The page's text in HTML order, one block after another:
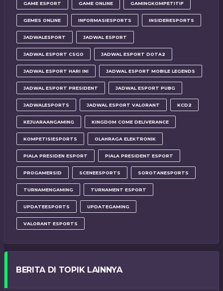
GAME ESPORT GAME ONLINE GAMINGKOMPETITIF
GEMES ONLINE INFORMASIESPORTS INSIDERESPORTS
JADWALESPORT JADWAL ESPORT
JADWAL ESPORT CSGO JADWAL ESPORT DOTA2
JADWAL ESPORT HARI INI JADWAL ESPORT MOBILE LEGENDS
JADWAL ESPORT PRESIDENT JADWAL ESPORT PUBG
JADWALESPORTS JADWAL ESPORT VALORANT KCD2
KEJUARAANGAMING KINGDOM COME DELIVERANCE
KOMPETISIESPORTS OLAHRAGA ELEKTRONIK
PIALA PRESIDEN ESPORT PIALA PRESIDENT ESPORT
PROGAMERSID SCENEESPORTS SOROTANESPORTS
TURNAMENGAMING TURNAMENT ESPORT
UPDATEESPORTS UPDATEGAMING
VALORANT ESPORTS
BERITA DI TOPIK LAINNYA